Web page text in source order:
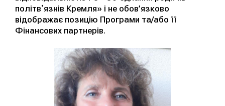
політвʼязнів Кремля» і не обов’язково
відображає позицію Програми та/або її
Фінансових партнерів.